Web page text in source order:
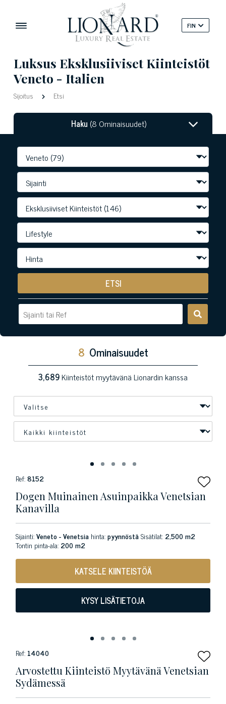
FIN
Luksus Eksklusiiviset Kiinteistöt
Veneto - Italien
Sijoitus Etsi
Haku (8 Ominaisuudet)
ETSI
8 Ominaisuudet
3,689Kiinteistöt myytävänä Lionardin kanssa
Ref:8152
Dogen Muinainen Asuinpaikka Venetsian
Kanavilla
Sijainti:Veneto - Venetsia hinta:pyynnöstäSisätilat: 2,500 m2
Tontin pinta-ala: 200 m2
KATSELE KIINTEISTÖÄ
KYSY LISÄTIETOJA
Ref: 14040
Arvostettu Kiinteistö Myytävänä Venetsian
Sydämessä